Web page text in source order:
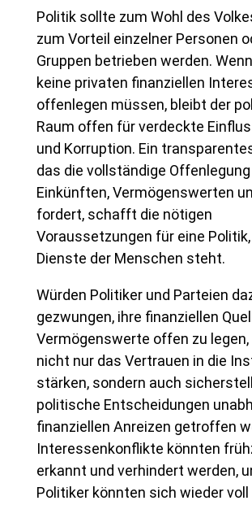
Politik sollte zum Wohl des
zum Vorteil einzelner Personen
Gruppen betrieben werden.
keine privaten finanziellen
offenlegen müssen, bleibt der
Raum offen für verdeckte
und Korruption. Ein
das die vollständige
Einkünften, Vermögenswerten
fordert, schafft die nötigen
Voraussetzungen für eine
Dienste der Menschen steht.
Würden Politiker und Parteien
gezwungen, ihre finanziellen
Vermögenswerte offen zu legen,
nicht nur das Vertrauen in die
stärken, sondern auch
politische Entscheidungen
finanziellen Anreizen getroffen
Interessenkonflikte könnten
erkannt und verhindert werden,
Politiker könnten sich wieder voll